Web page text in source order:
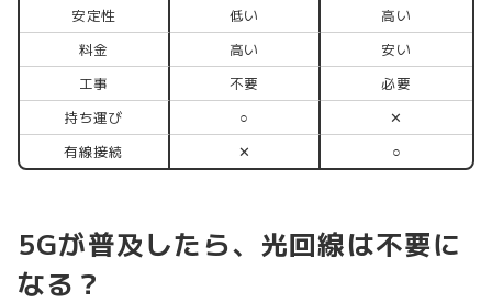
安定性
低い
高い
料金
高い
安い
工事
不要
必要
持ち運び
○
✕
有線接続
✕ ○
5Gが普及したら、光回線は不要に
なる？